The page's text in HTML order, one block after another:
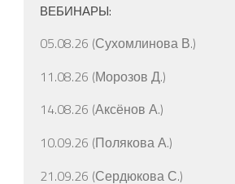
ВЕБИНАРЫ:
05.08.26 (Сухомлинова В.)
11.08.26 (Морозов Д.)
14.08.26 (Аксёнов А.)
10.09.26 (Полякова А.)
21.09.26 (Сердюкова С.)